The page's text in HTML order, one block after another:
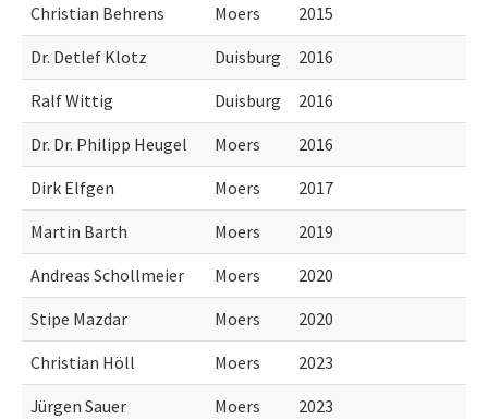
Christian Behrens
Moers
2015
Dr. Detlef Klotz
Duisburg
2016
Ralf Wittig
Duisburg
2016
Dr. Dr. Philipp Heugel
Moers
2016
Dirk Elfgen
Moers
2017
Martin Barth
Moers
2019
Andreas Schollmeier
Moers
2020
Stipe Mazdar
Moers
2020
Christian Höll
Moers
2023
Jürgen Sauer
Moers
2023